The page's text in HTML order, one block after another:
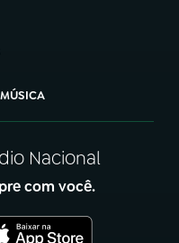
Nacional
com você.